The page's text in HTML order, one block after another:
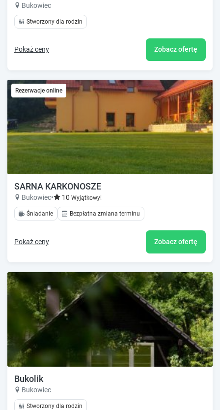
Bukowiec
Stworzony dla rodzin
Pokaż ceny Zobacz ofertę
Rezerwacje online
SARNA KARKONOSZE
Bukowiec• 10 Wyjątkowy!
Śniadanie Bezpłatna zmiana terminu
Pokaż ceny Zobacz ofertę
Bukolik
Bukowiec
Stworzony dla rodzin